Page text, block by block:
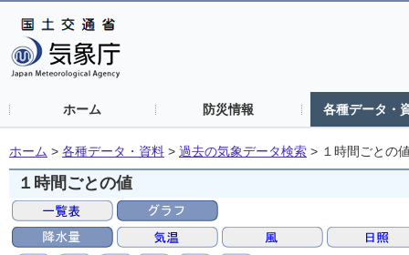
ホーム 防災情報 各種データ・
ホーム > 各種データ・資料 > 過去の気象データ検索 > １時間ごとの
１時間ごとの値